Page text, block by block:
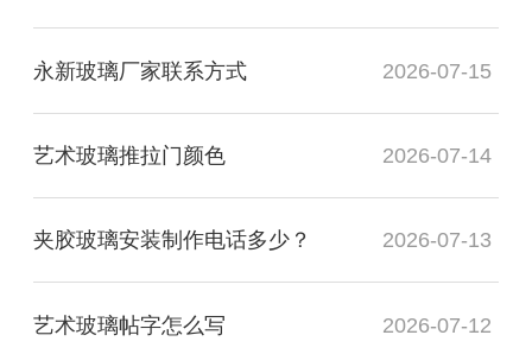
永新玻璃厂家联系方式 2026-07-15
艺术玻璃推拉门颜色 2026-07-14
夹胶玻璃安装制作电话多少？ 2026-07-13
艺术玻璃帖字怎么写 2026-07-12